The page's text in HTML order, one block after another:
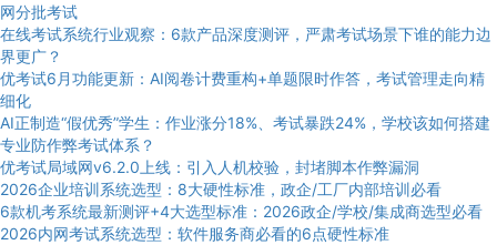
网分批考试
在线考试系统行业观察：6款产品深度测评，严肃考试场景下谁的能力边
界更广？
优考试6月功能更新：AI阅卷计费重构+单题限时作答，考试管理走向精
细化
AI正制造“假优秀”学生：作业涨分18%、考试暴跌24%，学校该如何搭建
专业防作弊考试体系？
优考试局域网v6.2.0上线：引入人机校验，封堵脚本作弊漏洞
2026企业培训系统选型：8大硬性标准，政企/工厂内部培训必看
6款机考系统最新测评+4大选型标准：2026政企/学校/集成商选型必看
2026内网考试系统选型：软件服务商必看的6点硬性标准